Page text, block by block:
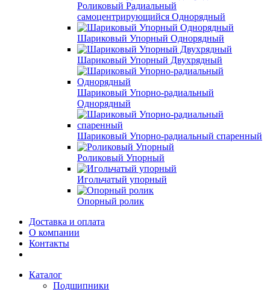
Роликовый Радиальный
самоцентрирующийся Однорядный
Шариковый Упорный Однорядный
Шариковый Упорный Двухрядный
Шариковый Упорно-радиальный
Однорядный
Шариковый Упорно-радиальный спаренный
Роликовый Упорный
Игольчатый упорный
Опорный ролик
Доставка и оплата
О компании
Контакты
Каталог
Подшипники